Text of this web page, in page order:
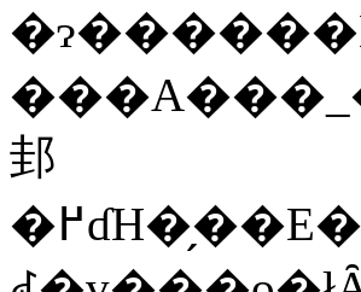
邽
�߂ɗH�̗��E�o�����L�^���Ă��Ȃ��āA�B���